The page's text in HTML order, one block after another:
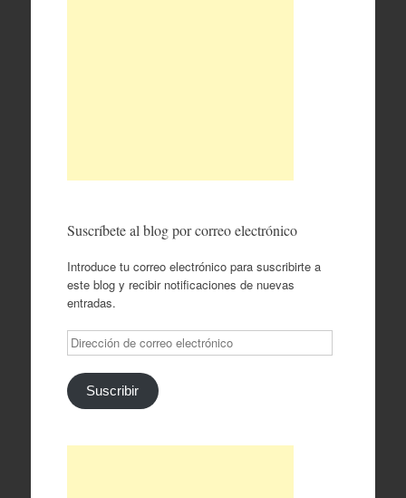
Suscríbete al blog por correo electrónico
Introduce tu correo electrónico para suscribirte a
este blog y recibir notificaciones de nuevas
entradas.
Dirección
de
correo
electrónico
Suscribir